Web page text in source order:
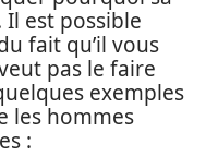
est possible
fait qu’il vous
pas le faire
exemples
les hommes
: